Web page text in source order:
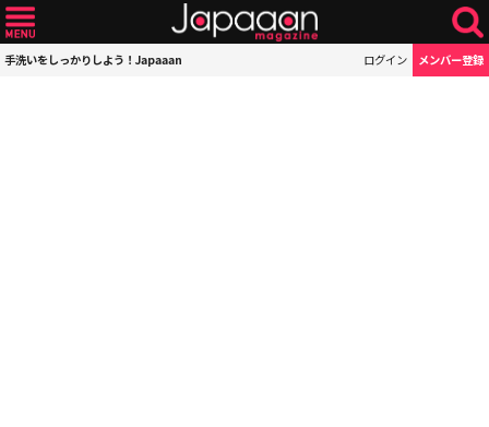
手洗いをしっかりしよう！Japaaan ログイン メンバー登録